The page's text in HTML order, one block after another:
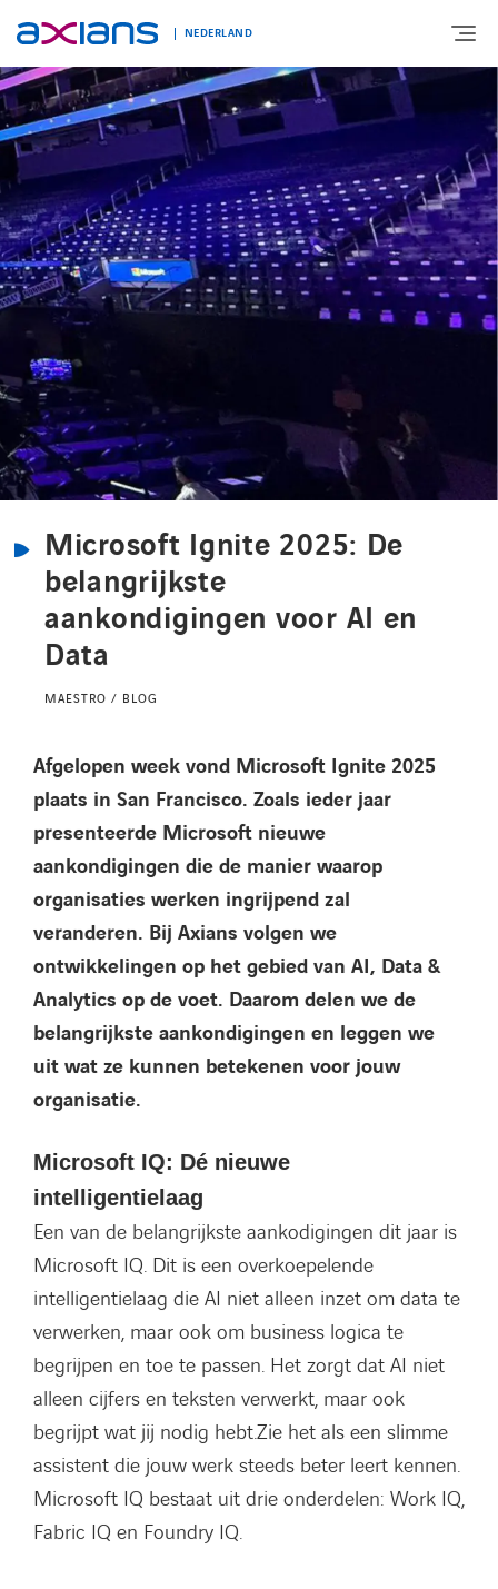
NEDERLAND
OVER AXIANS
EXPERTISE
MARKTSEGMENT
NIEUWS & INSPIRATIE
Nieuws
Kennisbank
Referenties
Events
Werken bij Axians
Microsoft Ignite 2025: De
belangrijkste
aankondigingen voor AI en
Data
MAESTRO / BLOG
Afgelopen week vond Microsoft Ignite 2025
plaats in San Francisco. Zoals ieder jaar
presenteerde Microsoft nieuwe
aankondigingen die de manier waarop
organisaties werken ingrijpend zal
veranderen. Bij Axians volgen we
ontwikkelingen op het gebied van AI, Data &
Analytics op de voet. Daarom delen we de
belangrijkste aankondigingen en leggen we
uit wat ze kunnen betekenen voor jouw
organisatie.
Microsoft IQ: Dé nieuwe
intelligentielaag
Een van de belangrijkste aankodigingen dit jaar is
Microsoft IQ. Dit is een overkoepelende
intelligentielaag die AI niet alleen inzet om data te
verwerken, maar ook om business logica te
begrijpen en toe te passen. Het zorgt dat AI niet
alleen cijfers en teksten verwerkt, maar ook
begrijpt wat jij nodig hebt.Zie het als een slimme
assistent die jouw werk steeds beter leert kennen.
Microsoft IQ bestaat uit drie onderdelen: Work IQ,
Fabric IQ en Foundry IQ.